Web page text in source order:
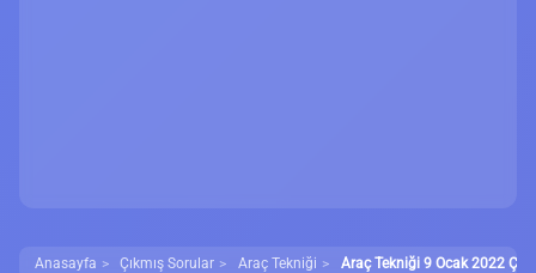
Anasayfa Çıkmış Sorular Araç Tekniği Araç Tekniği 9 Ocak 2022